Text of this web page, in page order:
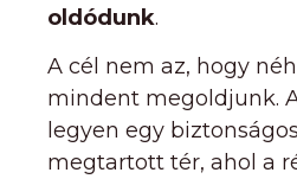
oldódunk.
A cél nem az, hogy
mindent megoldjunk.
legyen egy
megtartott tér, ahol a